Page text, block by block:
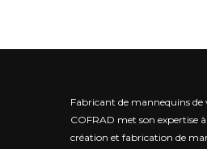
Fabricant de mannequins de
COFRAD met son expertise à
création et fabrication de